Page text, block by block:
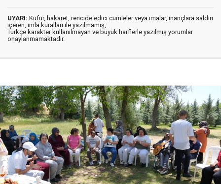
UYARI: Küfür, hakaret, rencide edici cümleler veya imalar, inançlara saldırı
içeren, imla kuralları ile yazılmamış,
Türkçe karakter kullanılmayan ve büyük harflerle yazılmış yorumlar
onaylanmamaktadır.